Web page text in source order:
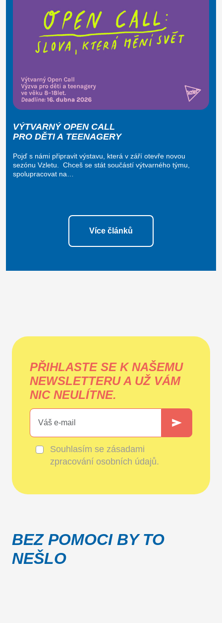
VÝTVARNÝ OPEN CALL
PRO DĚTI A TEENAGERY
Pojď s námi připravit výstavu, která v září otevře novou
sezónu Vzletu. Chceš se stát součástí výtvarného týmu,
spolupracovat na…
Více článků
PŘIHLASTE SE K NAŠEMU
NEWSLETTERU A UŽ VÁM
NIC NEULÍTNE.
Souhlasím se zásadami
zpracování osobních údajů.
BEZ POMOCI BY TO
NEŠLO